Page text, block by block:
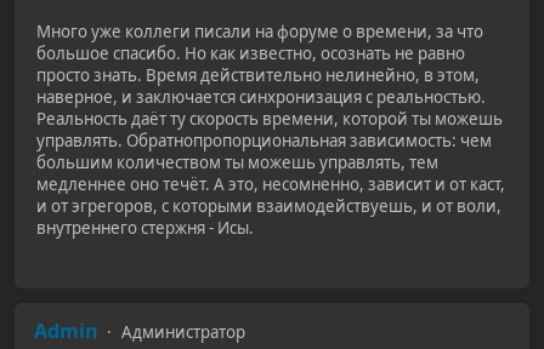
Много уже коллеги писали на форуме о времени, за что
большое спасибо. Но как известно, осознать не равно
просто знать. Время действительно нелинейно, в этом,
наверное, и заключается синхронизация с реальностью.
Реальность даёт ту скорость времени, которой ты можешь
управлять. Обратнопропорциональная зависимость: чем
большим количеством ты можешь управлять, тем
медленнее оно течёт. А это, несомненно, зависит и от каст,
и от эгрегоров, с которыми взаимодействуешь, и от воли,
внутреннего стержня - Исы.
Admin
Администратор